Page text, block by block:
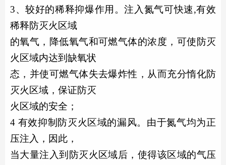
3、较好的稀释抑爆作用。注入氮气可快速,有效
稀释防灭火区域
的氧气，降低氧气和可燃气体的浓度，可使防灭
火区域内达到缺氧状
态，并使可燃气体失去爆炸性，从而充分惰化防
灭火区域，保证防灭
火区域的安全；
4 有效抑制防灭火区域的漏风。由于氮气均为正
压注入，因此，
当大量注入到防灭火区域后，使得该区域的气压